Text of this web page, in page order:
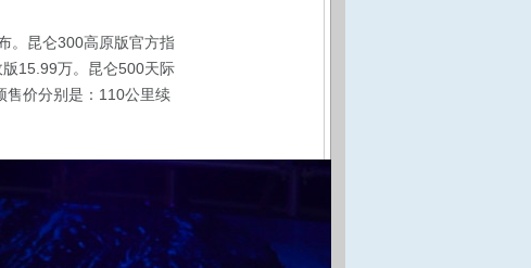
。昆仑300高原版官方指
15.99万。昆仑500天际
售价分别是：110公里续